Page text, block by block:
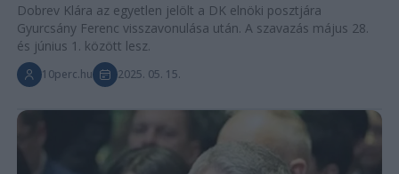
Dobrev Klára az egyetlen jelölt a DK elnöki posztjára
Gyurcsány Ferenc visszavonulása után. A szavazás május 28.
és június 1. között lesz.
10perc.hu 2025. 05. 15.